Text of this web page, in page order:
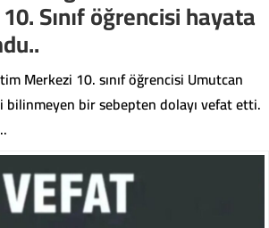
Sınıf öğrencisi hayata
Merkezi 10. sınıf öğrencisi Umutcan
bilinmeyen bir sebepten dolayı vefat etti.